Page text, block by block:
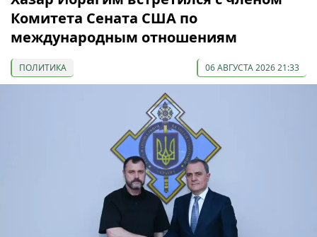
Комитета Сената США по
международным отношениям
ПОЛИТИКА 06 АВГУСТА 2026 21:33